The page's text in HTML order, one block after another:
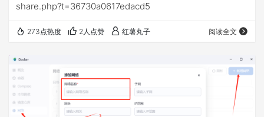
share.php?t=36730a0617edacd5
273点热度 2人点赞 红薯丸子 阅读全文